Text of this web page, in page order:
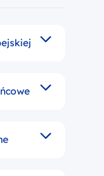
który
lub